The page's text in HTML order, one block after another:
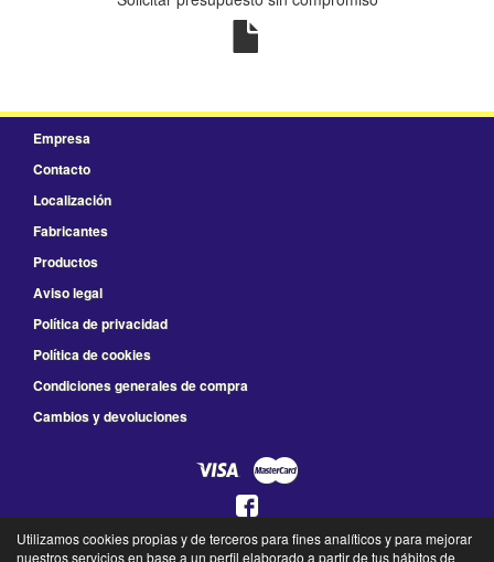
Empresa
Contacto
Localización
Fabricantes
Productos
Aviso legal
Política de privacidad
Política de cookies
Condiciones generales de compra
Cambios y devoluciones
925 78 41 66
Utilizamos cookies propias y de terceros para fines analíticos y para mejorar
nuestros servicios en base a un perfil elaborado a partir de tus hábitos de